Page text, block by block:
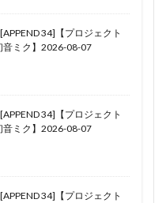
34]【プロジェクト
音ミク】2026-08-07
34]【プロジェクト
音ミク】2026-08-07
34]【プロジェクト